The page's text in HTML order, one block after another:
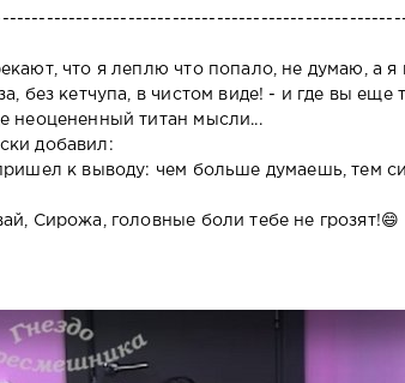
что я леплю что попало, не думаю, а я
без кетчупа, в чистом виде! - и где вы
неоцененный титан мысли...
добавил:
к выводу: чем больше думаешь, тем
Сирожа, головные боли тебе не грозят!😄